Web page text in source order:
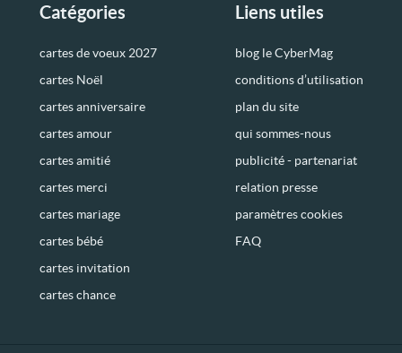
Catégories
cartes de voeux 2027
cartes Noël
cartes anniversaire
cartes amour
cartes amitié
cartes merci
cartes mariage
cartes bébé
cartes invitation
cartes chance
Liens utiles
blog le CyberMag
conditions d’utilisation
plan du site
qui sommes-nous
publicité - partenariat
relation presse
paramètres cookies
FAQ